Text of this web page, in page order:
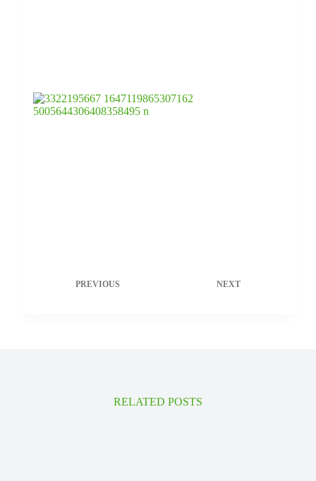
PREVIOUS NEXT
RELATED POSTS